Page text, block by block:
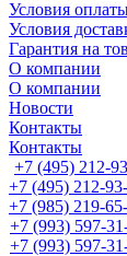
Условия
Условия
Гарантия на
О компании
О компании
Новости
Контакты
Контакты
+7 (495) 212-
+7 (495) 212-
+7 (985) 219-
+7 (993) 597-
+7 (993) 597-